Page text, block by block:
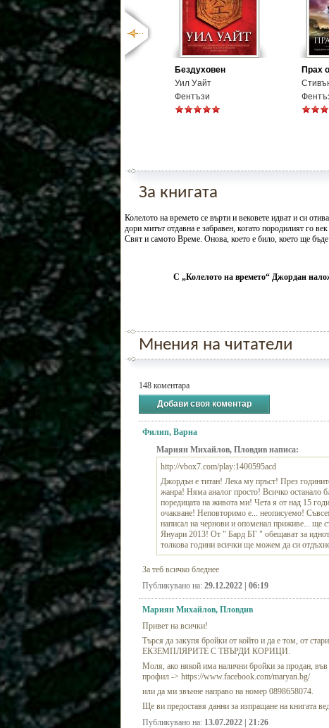
Бездуховен
Уил Уайт
Фентъзи
Прах
За книгата
Колелото на времето се върти и вековете идват и си
дори митът отдавна е забравен, когато породилият го
Свят и самото Време. Онова, което е било, което ще
С „Колелото на времето“ Джордан
Мнения на читатели
148 коментара
Добави своя коментар
Филип, Варна
Мариян Михайлов, Пловдив написа:
http://vbox7.com/play:1400595acd
Джордън е титан! Лека му пръст! През
жанра! Няма аналог просто! Всичко останало
поредицата на живота ми! Чета я от над 15
очакване! Неповторимо е... неописуемо!
написал на чернови и опоменал приживе... ще
Януари 2013! От " Бард БГ " обещават за
толкова години всички ще можем да си
За теб всичко бледнее
Публикувано на: 29.12.2022 | 06:19
Мариян Михайлов, Пловдив
Привет на всички!
Търся да закупя бройки от който и да е том, от
ЕКЗЕМПЛЯРИТЕ С ТВЪРДИ КОРИЦИ.
Моля, ако някой има налични бройки за продан,
профил -> https://www.facebook.com/maryan.bg/
или да ми звънне направо на номер 0898658074.
Ще ви предоставя данни за изпращане на книгата
Публикувано на: 13.07.2022 | 21:26